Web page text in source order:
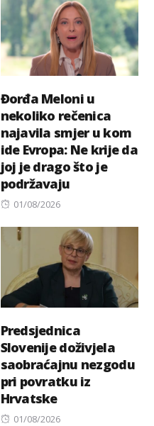
Đorđa Meloni u
nekoliko rečenica
najavila smjer u kom
ide Evropa: Ne krije da
joj je drago što je
podržavaju
Posted
01/08/2026
Predsjednica
Slovenije doživjela
saobraćajnu nezgodu
pri povratku iz
Hrvatske
Posted
01/08/2026